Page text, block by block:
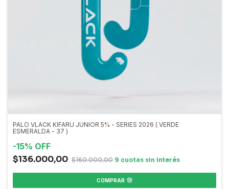
PALO VLACK KIFARU JUNIOR 5% - SERIES 2026 ( VERDE
ESMERALDA - 37 )
-15% OFF
$136.000,00 $160.000,00
COMPRAR